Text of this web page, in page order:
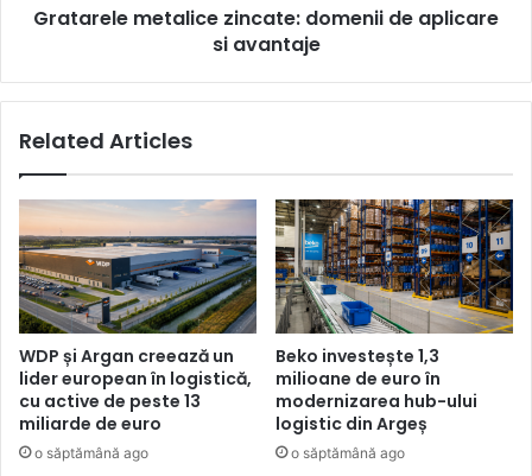
Gratarele metalice zincate: domenii de aplicare
si avantaje
Related Articles
WDP și Argan creează un
lider european în logistică,
cu active de peste 13
miliarde de euro
o săptămână ago
Beko investește 1,3
milioane de euro în
modernizarea hub-ului
logistic din Argeș
o săptămână ago